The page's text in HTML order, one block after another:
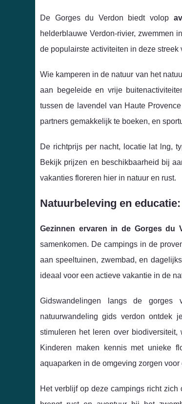
De Gorges du Verdon biedt volop
helderblauwe Verdon-rivier, zwemmen
de populairste activiteiten in deze streek
Wie kamperen in de natuur van het
aan begeleide en vrije
tussen de lavendel van Haute
partners gemakkelijk te boeken, en
De richtprijs per nacht, locatie lat lng,
Bekijk prijzen en beschikbaarheid bij
vakanties floreren hier in natuur en rust.
Natuurbeleving en
Gezinnen ervaren in de Gorges du
samenkomen. De campings in de
aan speeltuinen, zwembad, en
ideaal voor een actieve vakantie in de
Gidswandelingen langs de gorges
natuurwandeling gids verdon ontdek
stimuleren het leren over
Kinderen maken kennis met unieke
aquaparken in de omgeving zorgen
Het verblijf op deze campings richt